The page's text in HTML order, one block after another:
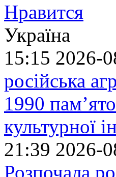
Нравится
Україна
15:15 2026-
російська
1990
культурної
21:39 2026-
Розпочала